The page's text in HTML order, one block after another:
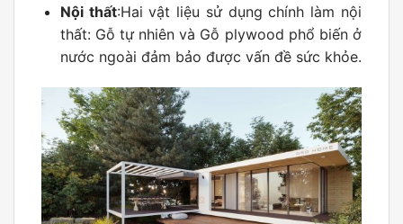
Nội thất:Hai vật liệu sử dụng chính làm nội
thất: Gỗ tự nhiên và Gỗ plywood phổ biến ở
nước ngoài đảm bảo được vấn đề sức khỏe.